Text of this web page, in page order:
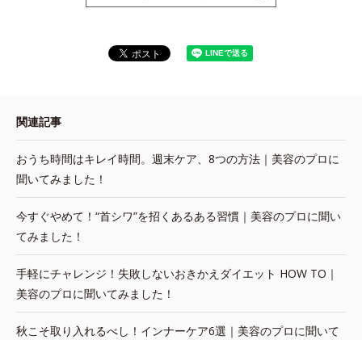
関連記事
おうち時間はキレイ時間。週末ケア、8つの方法｜美容のプロに
聞いてみました！
今すぐやめて！“首シワ”を招くあるある習慣｜美容のプロに聞い
てみました！
手軽にチャレンジ！失敗しないおきかえダイエット HOW TO｜
美容のプロに聞いてみました！
秋こそ取り入れるべし！インナーケア6選｜美容のプロに聞いて